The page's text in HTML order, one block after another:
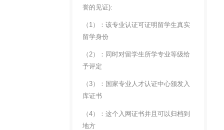
誉的见证):
（1）：该专业认证可证明留学生真实
留学身份
（2）：同时对留学生所学专业等级给
予评定
（3）：国家专业人才认证中心颁发入
库证书
（4）：这个入网证书并且可以归档到
地方